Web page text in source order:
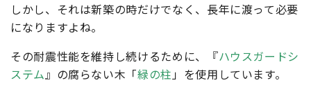
しかし、それは新築の時だけでなく、長年に渡って必要
になりますよね。
その耐震性能を維持し続けるために、『ハウスガードシ
ステム』の腐らない木「緑の柱」を使用しています。